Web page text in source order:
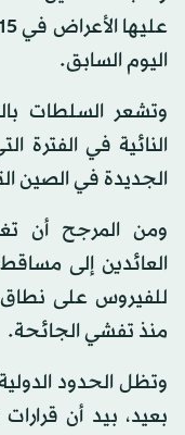
اليوم السابق.
وتشعر السلطات
النائية في الفترة
الجديدة في الصين التي تبدأ في 22
ومن المرجح أن
العائدين إلى
للفيروس على نطاق
منذ تفشي الجائحة.
وتظل الحدود
بعيد، بيد أن